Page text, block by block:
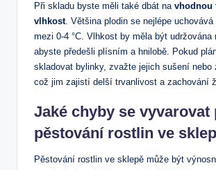
Při ​skladu byste měli také dbát na vhodnou
vlhkost. ‌Většina plodin se nejlépe uchovává
‌mezi 0-4 °C. Vlhkost by měla být udržována
abyste⁣ předešli plísním⁣ a hnilobě. Pokud
skladovat bylinky, zvažte jejich sušení nebo
což jim zajistí delší trvanlivost a ⁢zachování
Jaké chyby se vyvarovat
pěstování rostlin ve
Pěstování rostlin ve sklepě může ⁤být